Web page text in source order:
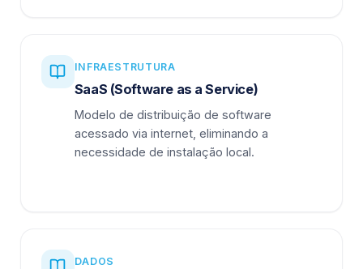
INFRAESTRUTURA
SaaS (Software as a Service)
Modelo de distribuição de software
acessado via internet, eliminando a
necessidade de instalação local.
DADOS